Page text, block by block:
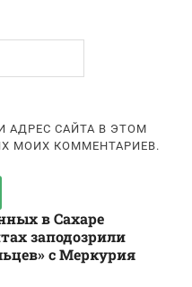
АДРЕС САЙТА В ЭТОМ
МОИХ КОММЕНТАРИЕВ.
в Сахаре
заподозрили
с Меркурия